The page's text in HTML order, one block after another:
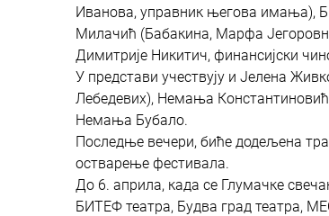
Иванова, управник његова имања),
Милачић (Бабакина, Марфа
Димитрије Никитич, финансијски
У представи учествују и Јелена
Лебедевих), Немања
Немања Бубало.
Последње вечери, биће додељена
остварење фестивала.
До 6. априла, када се Глумачке
БИТЕФ театра, Будва град театра,